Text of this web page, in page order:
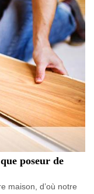
poseur de
maison, d’où notre